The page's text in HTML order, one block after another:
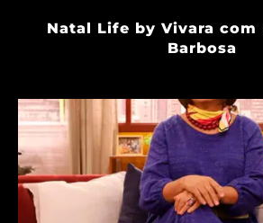
Natal Life by Vivara com
Barbosa